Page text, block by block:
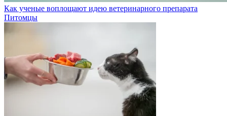
Как ученые воплощают идею ветеринарного препарата
Питомцы